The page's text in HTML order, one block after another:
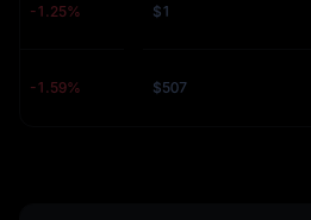
$1
-1.25%
$507
-1.59%